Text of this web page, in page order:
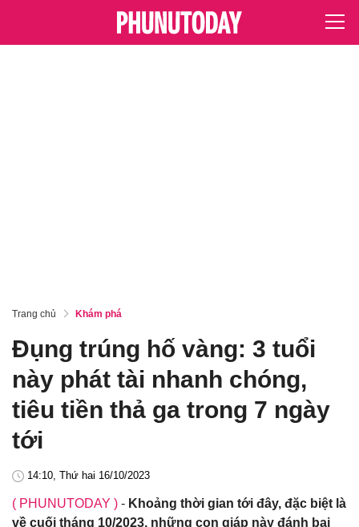
Trang chủ Khám phá
Đụng trúng hố vàng: 3 tuổi
này phát tài nhanh chóng,
tiêu tiền thả ga trong 7 ngày
tới
14:10, Thứ hai 16/10/2023
( PHUNUTODAY ) - Khoảng thời gian tới đây, đặc biệt là
về cuối tháng 10/2023, những con giáp này đánh bại